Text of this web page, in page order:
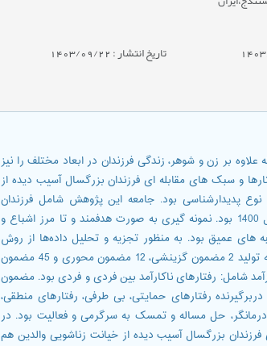
تاریخ انتشار : 1403/09/22
بر زن و شوهر، زندگی فرزندان در ابعاد مختلف را نیز
و سبک های مقابله ای فرزندان بزرگسال آسیب دیده از
پدیدارشناسی بود. جامعه این پژوهش شامل فرزندان
بزرگسال آسیب دیده از خیانت زناشویی والدین شهر تهران در سال 1400 بود. نمونه گیری به صورت هدفمند و تا مرز اشباع و
مصاحبه های عمیق بود. به منظور تجزیه و تحلیل داده‌ها از روش
تحلیل مضمون کلایزی استفاده شد. تجزیه و تحلیل داده‌ها منجر به تولید 2 مضمون گزینشی، 12 مضمون محوری و 45 مضمون
شامل: رفتارهای ناکارآمد بین فردی و فردی بود. مضمون
رفتارهای حمایتی، بی طرفی، رفتارهای منطقی،
درمانگر، حل مساله و تمسک به سرگرمی و فعالیت بود. در
بزرگسال آسیب دیده از خیانت زناشویی والدین هم